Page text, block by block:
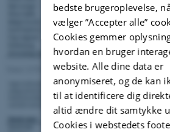
Tabel 2170.103.A De hyppigste arter
bedste brugeroplevelse,
vælger ”Accepter alle”
Cookies gemmer
hvordan en bruger
website. Alle dine data er
anonymiseret, og de kan
til at identificere dig
altid ændre dit samtykke
Cookies i webstedets